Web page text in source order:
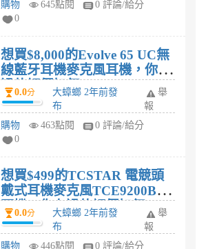
購物
645點閱
0 評論/給分
0
想買$8,000的Evolve 65 UC無
線藍牙耳機麥克風耳機，你有
過的評價如何?
0.0分
大蟑螂 2年前發
布
舉
報
購物
463點閱
0 評論/給分
0
想買$499的TCSTAR 電競頭
戴式耳機麥克風TCE9200BK
耳機，你有過的評價如何?
0.0分
大蟑螂 2年前發
布
舉
報
購物
446點閱 0 評論/給分